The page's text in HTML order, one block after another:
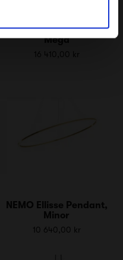
NEMO Ellisse Pendant,
Mega
NEMO Ellisse Pendant,
Minor
10 640,00 kr